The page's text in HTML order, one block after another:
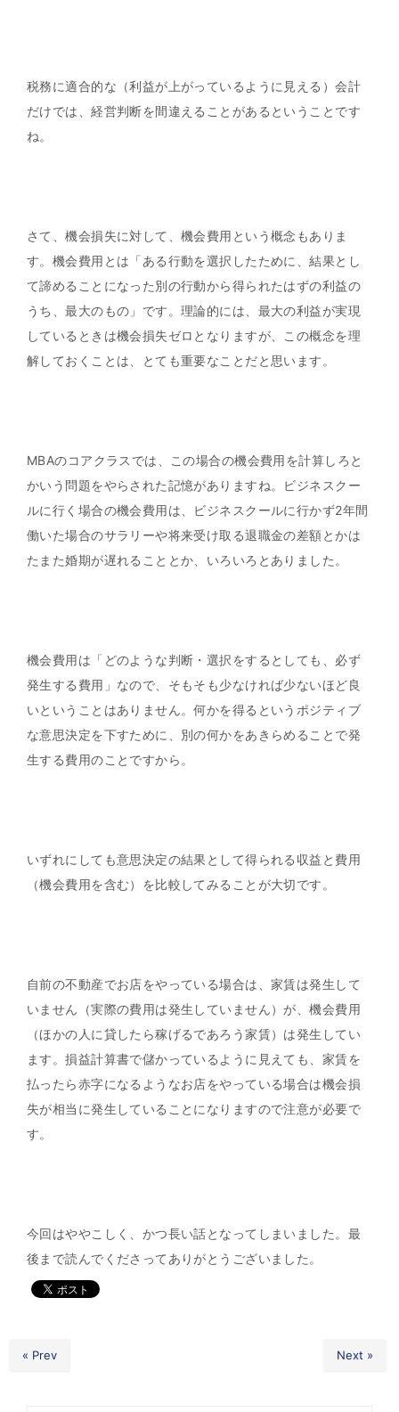
税務に適合的な（利益が上がっているように見える）会計
だけでは、経営判断を間違えることがあるということです
ね。
さて、機会損失に対して、機会費用という概念もありま
す。機会費用とは「ある行動を選択したために、結果とし
て諦めることになった別の行動から得られたはずの利益の
うち、最大のもの」です。理論的には、最大の利益が実現
しているときは機会損失ゼロとなりますが、この概念を理
解しておくことは、とても重要なことだと思います。
MBAのコアクラスでは、この場合の機会費用を計算しろと
かいう問題をやらされた記憶がありますね。ビジネスクー
ルに行く場合の機会費用は、ビジネスクールに行かず2年間
働いた場合のサラリーや将来受け取る退職金の差額とかは
たまた婚期が遅れることとか、いろいろとありました。
機会費用は「どのような判断・選択をするとしても、必ず
発生する費用」なので、そもそも少なければ少ないほど良
いということはありません。何かを得るというポジティブ
な意思決定を下すために、別の何かをあきらめることで発
生する費用のことですから。
いずれにしても意思決定の結果として得られる収益と費用
（機会費用を含む）を比較してみることが大切です。
自前の不動産でお店をやっている場合は、家賃は発生して
いません（実際の費用は発生していません）が、機会費用
（ほかの人に貸したら稼げるであろう家賃）は発生してい
ます。損益計算書で儲かっているように見えても、家賃を
払ったら赤字になるようなお店をやっている場合は機会損
失が相当に発生していることになりますので注意が必要で
す。
今回はややこしく、かつ長い話となってしまいました。最
後まで読んでくださってありがとうございました。
« Prev Next »